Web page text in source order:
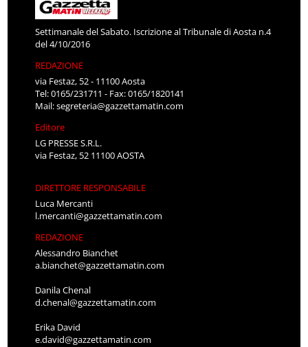
Settimanale del Sabato. Iscrizione al Tribunale di Aosta n.4
del 4/10/2016
REDAZIONE
via Festaz, 52 - 11100 Aosta
Tel: 0165/231711 - Fax: 0165/1820141
Mail:segreteria@gazzettamatin.com
Editore
LG PRESSE S.R.L.
via Festaz, 52 11100 AOSTA
DIRETTORE RESPONSABILE
Luca Mercanti
l.mercanti@gazzettamatin.com
REDAZIONE
Alessandro Bianchet
a.bianchet@gazzettamatin.com
Danila Chenal
d.chenal@gazzettamatin.com
Erika David
e.david@gazzettamatin.com